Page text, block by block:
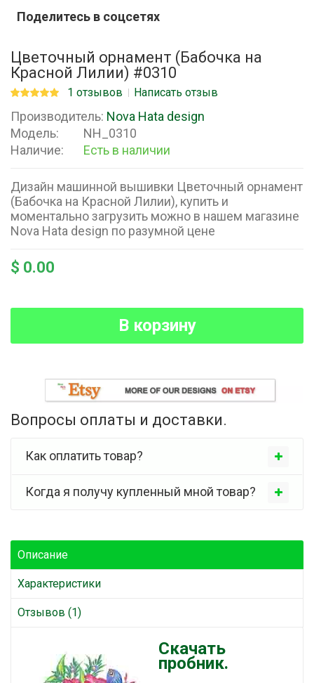
Поделитесь в соцсетях
Цветочный орнамент (Бабочка на
Красной Лилии) #0310
1 отзывов Написать отзыв
Производитель: Nova Hata design
Модель:
NH_0310
Наличие:
Есть в наличии
Дизайн машинной вышивки Цветочный орнамент
(Бабочка на Красной Лилии), купить и
моментально загрузить можно в нашем магазине
Nova Hata design по разумной цене
$ 0.00
В корзину
Вопросы оплаты и доставки.
Как оплатить товар?
Когда я получу купленный мной товар?
Описание
Характеристики
Отзывов (1)
Скачать
пробник.